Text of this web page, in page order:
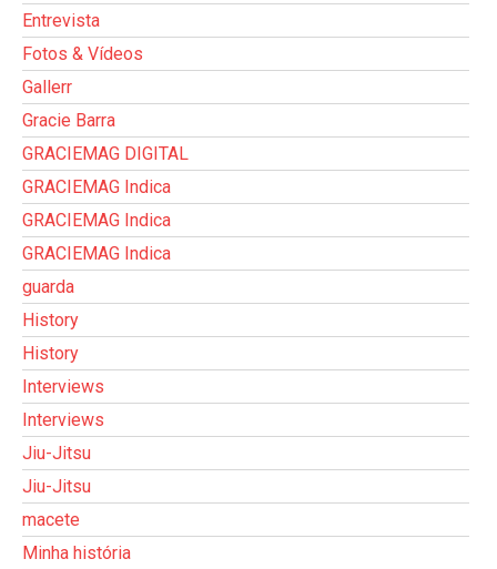
Entrevista
Fotos & Vídeos
Gallerr
Gracie Barra
GRACIEMAG DIGITAL
GRACIEMAG Indica
GRACIEMAG Indica
GRACIEMAG Indica
guarda
History
History
Interviews
Interviews
Jiu-Jitsu
Jiu-Jitsu
macete
Minha história